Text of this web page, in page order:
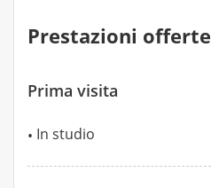
Prestazioni offerte
Prima visita
In studio